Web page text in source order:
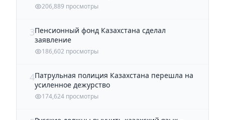
206,889 просмотры
3Пенсионный фонд Казахстана сделал
заявление
186,602 просмотры
4Патрульная полиция Казахстана перешла на
усиленное дежурство
174,624 просмотры